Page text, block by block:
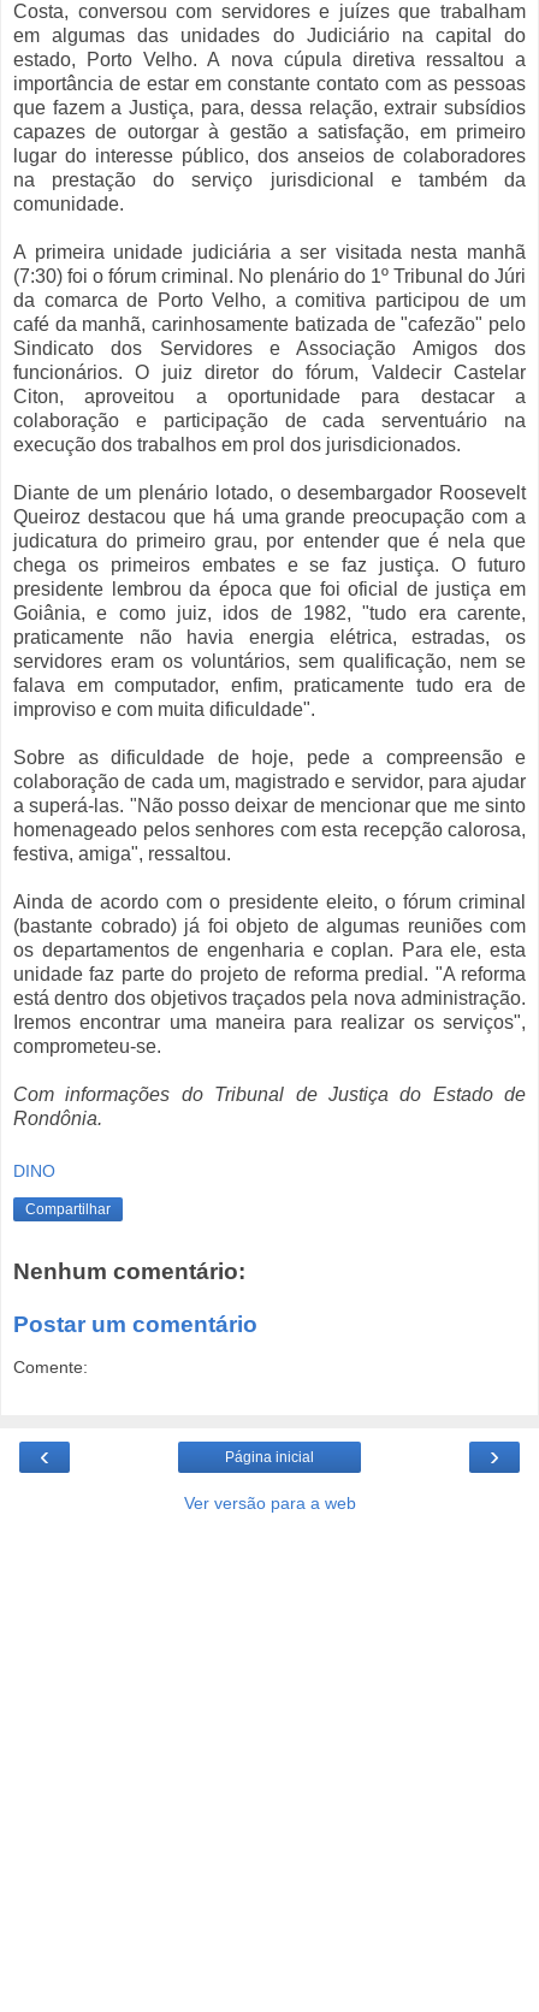
Costa, conversou com servidores e juízes que trabalham
em algumas das unidades do Judiciário na capital do
estado, Porto Velho. A nova cúpula diretiva ressaltou a
importância de estar em constante contato com as pessoas
que fazem a Justiça, para, dessa relação, extrair subsídios
capazes de outorgar à gestão a satisfação, em primeiro
lugar do interesse público, dos anseios de colaboradores
na prestação do serviço jurisdicional e também da
comunidade.
A primeira unidade judiciária a ser visitada nesta manhã
(7:30) foi o fórum criminal. No plenário do 1º Tribunal do Júri
da comarca de Porto Velho, a comitiva participou de um
café da manhã, carinhosamente batizada de "cafezão" pelo
Sindicato dos Servidores e Associação Amigos dos
funcionários. O juiz diretor do fórum, Valdecir Castelar
Citon, aproveitou a oportunidade para destacar a
colaboração e participação de cada serventuário na
execução dos trabalhos em prol dos jurisdicionados.
Diante de um plenário lotado, o desembargador Roosevelt
Queiroz destacou que há uma grande preocupação com a
judicatura do primeiro grau, por entender que é nela que
chega os primeiros embates e se faz justiça. O futuro
presidente lembrou da época que foi oficial de justiça em
Goiânia, e como juiz, idos de 1982, "tudo era carente,
praticamente não havia energia elétrica, estradas, os
servidores eram os voluntários, sem qualificação, nem se
falava em computador, enfim, praticamente tudo era de
improviso e com muita dificuldade".
Sobre as dificuldade de hoje, pede a compreensão e
colaboração de cada um, magistrado e servidor, para ajudar
a superá-las. "Não posso deixar de mencionar que me sinto
homenageado pelos senhores com esta recepção calorosa,
festiva, amiga", ressaltou.
Ainda de acordo com o presidente eleito, o fórum criminal
(bastante cobrado) já foi objeto de algumas reuniões com
os departamentos de engenharia e coplan. Para ele, esta
unidade faz parte do projeto de reforma predial. "A reforma
está dentro dos objetivos traçados pela nova administração.
Iremos encontrar uma maneira para realizar os serviços",
comprometeu-se.
Com informações do Tribunal de Justiça do Estado de
Rondônia.
DINO
Compartilhar
Nenhum comentário:
Postar um comentário
Comente:
‹ ›
Página inicial
Ver versão para a web